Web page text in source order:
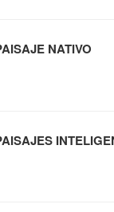
NATIVO